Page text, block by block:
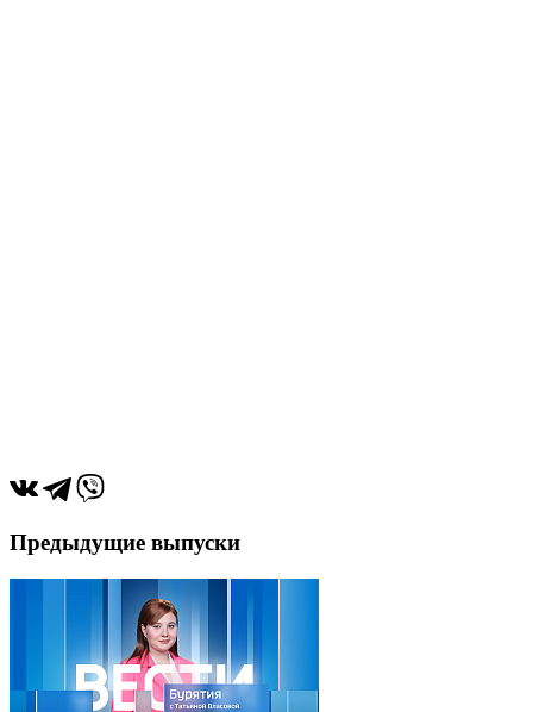
Предыдущие выпуски